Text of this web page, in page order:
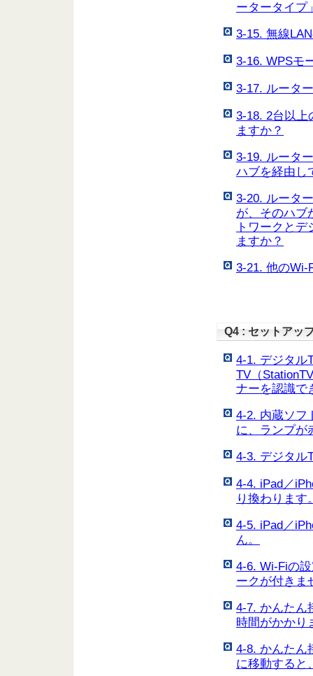
ータータイプ
3-15. 無線
3-16. WPSモ
3-17. ルータ
3-18. 2台以上
ますか？
3-19. ルータ
ハブを経由し
3-20. ルータ
が、そのハブ
トワークと
ますか？
3-21. 他のWi-
Q4 : セットアッ
4-1. デジタル
TV（
ナーを認識で
4-2. 内蔵ソフ
に、ランプが
4-3. デジタル
4-4. iPad／
り換わります
4-5. iPad／
ん。
4-6. Wi-Fiの
ークが付きま
4-7. かんたん
時間がかかり
4-8. かんたん
に移動すると